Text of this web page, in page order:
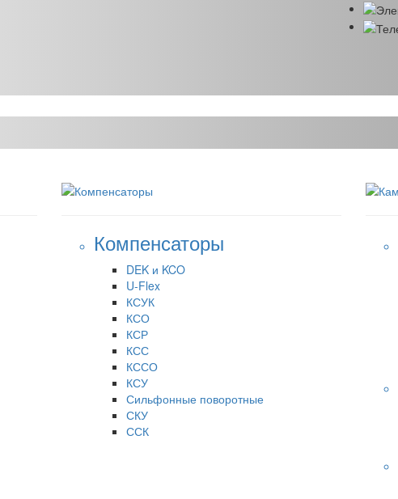
Компенсаторы
DEK и KCO
U-Flex
КСУК
КСО
КСР
КСС
КССО
КСУ
Сильфонные поворотные
СКУ
ССК